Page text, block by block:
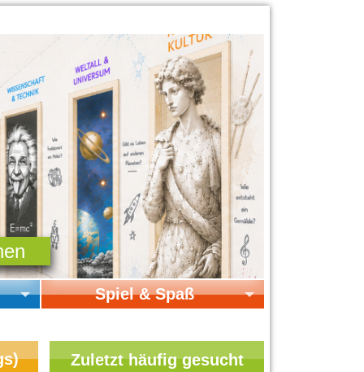
Spiel & Spaß
Online-Spiele
Zuletzt häufig gesucht